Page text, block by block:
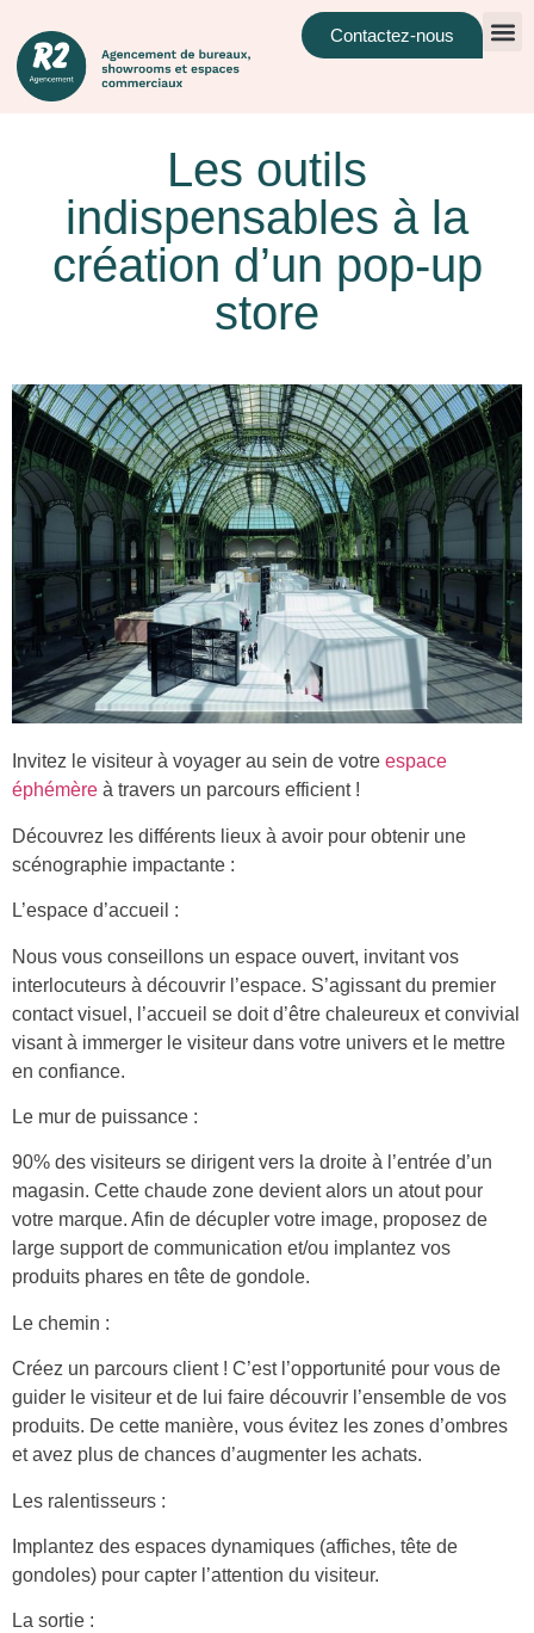
Contactez-nous
Les outils
indispensables à la
création d’un pop-up
store
Invitez le visiteur à voyager au sein de votre espace
éphémère à travers un parcours efficient !
Découvrez les différents lieux à avoir pour obtenir une
scénographie impactante :
L’espace d’accueil :
Nous vous conseillons un espace ouvert, invitant vos
interlocuteurs à découvrir l’espace. S’agissant du premier
contact visuel, l’accueil se doit d’être chaleureux et convivial
visant à immerger le visiteur dans votre univers et le mettre
en confiance.
Le mur de puissance :
90% des visiteurs se dirigent vers la droite à l’entrée d’un
magasin. Cette chaude zone devient alors un atout pour
votre marque. Afin de décupler votre image, proposez de
large support de communication et/ou implantez vos
produits phares en tête de gondole.
Le chemin :
Créez un parcours client ! C’est l’opportunité pour vous de
guider le visiteur et de lui faire découvrir l’ensemble de vos
produits. De cette manière, vous évitez les zones d’ombres
et avez plus de chances d’augmenter les achats.
Les ralentisseurs :
Implantez des espaces dynamiques (affiches, tête de
gondoles) pour capter l’attention du visiteur.
La sortie :